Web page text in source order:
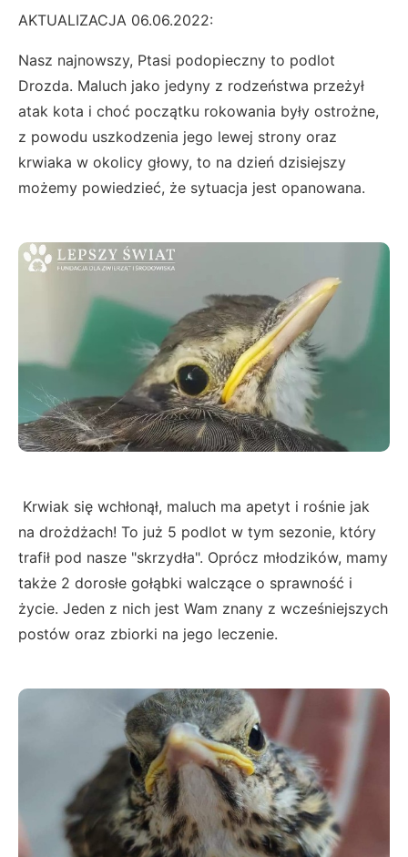
AKTUALIZACJA 06.06.2022:
Nasz najnowszy, Ptasi podopieczny to podlot
Drozda. Maluch jako jedyny z rodzeństwa przeżył
atak kota i choć początku rokowania były ostrożne,
z powodu uszkodzenia jego lewej strony oraz
krwiaka w okolicy głowy, to na dzień dzisiejszy
możemy powiedzieć, że sytuacja jest opanowana.
Krwiak się wchłonął, maluch ma apetyt i rośnie jak
na drożdżach! To już 5 podlot w tym sezonie, który
trafił pod nasze "skrzydła". Oprócz młodzików, mamy
także 2 dorosłe gołąbki walczące o sprawność i
życie. Jeden z nich jest Wam znany z wcześniejszych
postów oraz zbiorki na jego leczenie.